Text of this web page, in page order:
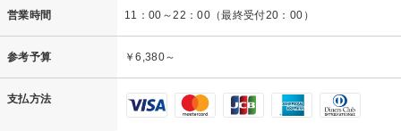
営業時間 11：00～22：00（最終受付20：00）
参考予算 ￥6,380～
支払方法